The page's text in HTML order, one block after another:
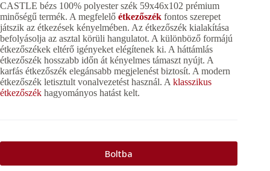
CASTLE bézs 100% polyester szék 59x46x102 prémium
minőségű termék. A megfelelő étkezőszék fontos szerepet
játszik az étkezések kényelmében. Az étkezőszék kialakítása
befolyásolja az asztal körüli hangulatot. A különböző formájú
étkezőszékek eltérő igényeket elégítenek ki. A háttámlás
étkezőszék hosszabb időn át kényelmes támaszt nyújt. A
karfás étkezőszék elegánsabb megjelenést biztosít. A modern
étkezőszék letisztult vonalvezetést használ. A klasszikus
étkezőszék hagyományos hatást kelt.
Boltba